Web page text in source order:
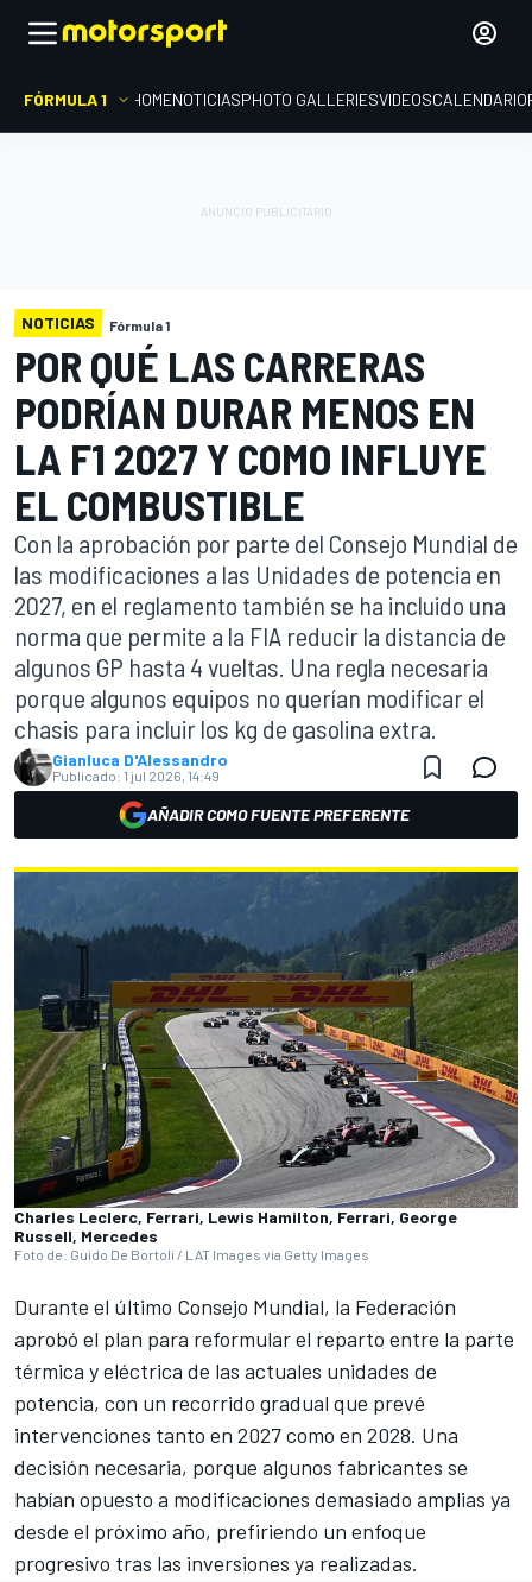
FÓRMULA 1 HOMENOTICIASPHOTO GALLERIESVIDEOSCALENDARIO
NOTICIAS Fórmula 1
POR QUÉ LAS CARRERAS
PODRÍAN DURAR MENOS EN
LA F1 2027 Y COMO INFLUYE
EL COMBUSTIBLE
Con la aprobación por parte del Consejo Mundial de
las modificaciones a las Unidades de potencia en
2027, en el reglamento también se ha incluido una
norma que permite a la FIA reducir la distancia de
algunos GP hasta 4 vueltas. Una regla necesaria
porque algunos equipos no querían modificar el
chasis para incluir los kg de gasolina extra.
Gianluca D'Alessandro
Publicado: 1 jul 2026, 14:49
AÑADIR COMO FUENTE PREFERENTE
Charles Leclerc, Ferrari, Lewis Hamilton, Ferrari, George
Russell, Mercedes
Foto de: Guido De Bortoli / LAT Images via Getty Images
Durante el último Consejo Mundial, la Federación
aprobó el plan para reformular el reparto entre la parte
térmica y eléctrica de las actuales unidades de
potencia, con un recorrido gradual que prevé
intervenciones tanto en 2027 como en 2028. Una
decisión necesaria, porque algunos fabricantes se
habían opuesto a modificaciones demasiado amplias ya
desde el próximo año, prefiriendo un enfoque
progresivo tras las inversiones ya realizadas.